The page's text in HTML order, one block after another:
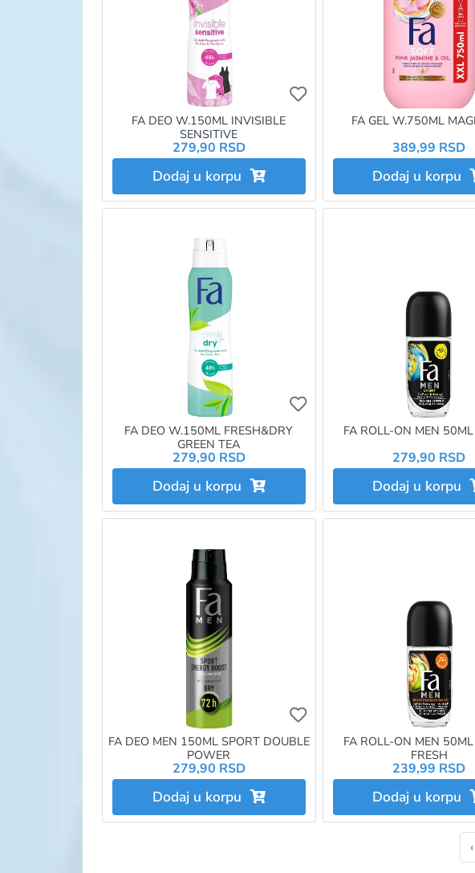
Ukoliko želite da dodate
FA DEO W.150ML INVISIBLE
SENSITIVE
279,90 RSD
Dodaj u korpu
FA GEL W.750ML
389,99 RSD
Dodaj u korpu
Ukoliko želite da dodate
FA DEO W.150ML FRESH&DRY
GREEN TEA
279,90 RSD
Dodaj u korpu
FA ROLL-ON MEN
279,90 RSD
Dodaj u korpu
Ukoliko želite da dodate
FA DEO MEN 150ML SPORT DOUBLE
POWER
279,90 RSD
Dodaj u korpu
FA ROLL-ON MEN
FRESH
239,99 RSD
Dodaj u korpu
‹